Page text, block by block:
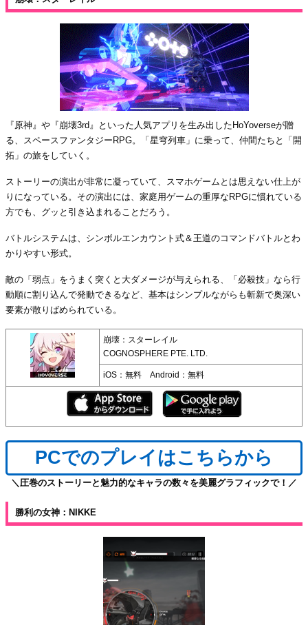
『原神』や『崩壊3rd』といった人気アプリを生み出したHoYoverseが贈
る、スペースファンタジーRPG。「星穹列車」に乗って、仲間たちと「開
拓」の旅をしていく。
ストーリーの演出が非常に凝っていて、スマホゲームとは思えない仕上が
りになっている。その演出には、家庭用ゲームの重厚なRPGに慣れている
方でも、グッと引き込まれることだろう。
バトルシステムは、シンボルエンカウント式＆王道のコマンドバトルとわ
かりやすい形式。
敵の「弱点」をうまく突くと大ダメージが与えられる、「必殺技」なら行
動順に割り込んで発動できるなど、基本はシンプルながらも斬新で奥深い
要素が散りばめられている。
崩壊：スターレイル
COGNOSPHERE PTE. LTD.
iOS：無料 Android：無料
PCでのプレイはこちらから
＼圧巻のストーリーと魅力的なキャラの数々を美麗グラフィックで！／
勝利の女神：NIKKE